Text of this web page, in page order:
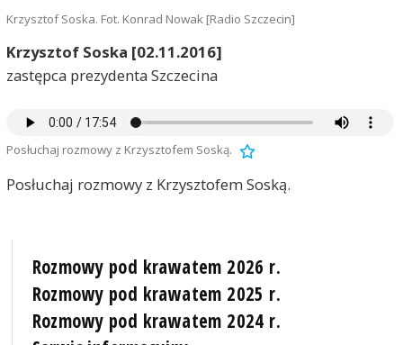
Krzysztof Soska. Fot. Konrad Nowak [Radio Szczecin]
Krzysztof Soska [02.11.2016]
zastępca prezydenta Szczecina
Posłuchaj rozmowy z Krzysztofem Soską.
Posłuchaj rozmowy z Krzysztofem Soską.
Rozmowy pod krawatem 2026 r.
Rozmowy pod krawatem 2025 r.
Rozmowy pod krawatem 2024 r.